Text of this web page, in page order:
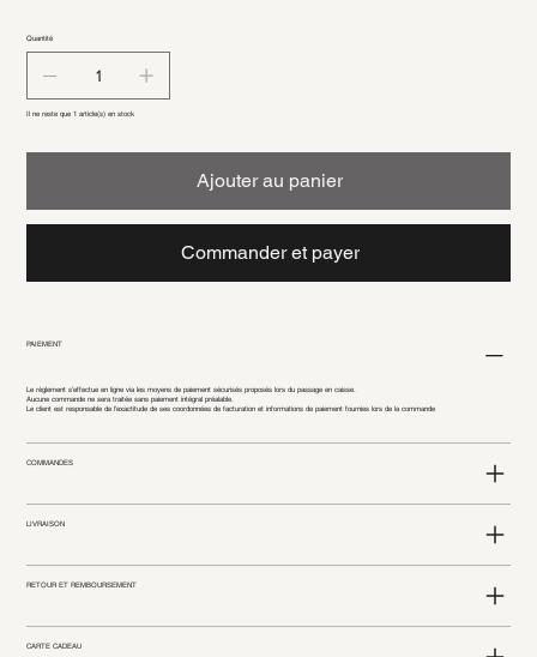
Quantité
Il ne reste que 1 article(s) en stock
Ajouter au panier
Commander et payer
PAIEMENT
Le règlement s’effectue en ligne via les moyens de paiement sécurisés proposés lors du passage en caisse.
Aucune commande ne sera traitée sans paiement intégral préalable.
Le client est responsable de l’exactitude de ses coordonnées de facturation et informations de paiement fournies lors de la commande
COMMANDES
LIVRAISON
RETOUR ET REMBOURSEMENT
CARTE CADEAU